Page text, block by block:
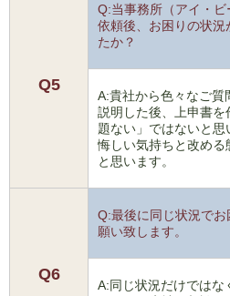
Q5
Q:当事務所（アイ・
依頼後、お困りの状況
たか？
A:貴社から色々なご質
説明した後、上申書を
題ない」ではないと
悔しい気持ちと改める
と思います。
Q6
Q:最後に同じ状況で
願い致します。
A:同じ状況だけではな